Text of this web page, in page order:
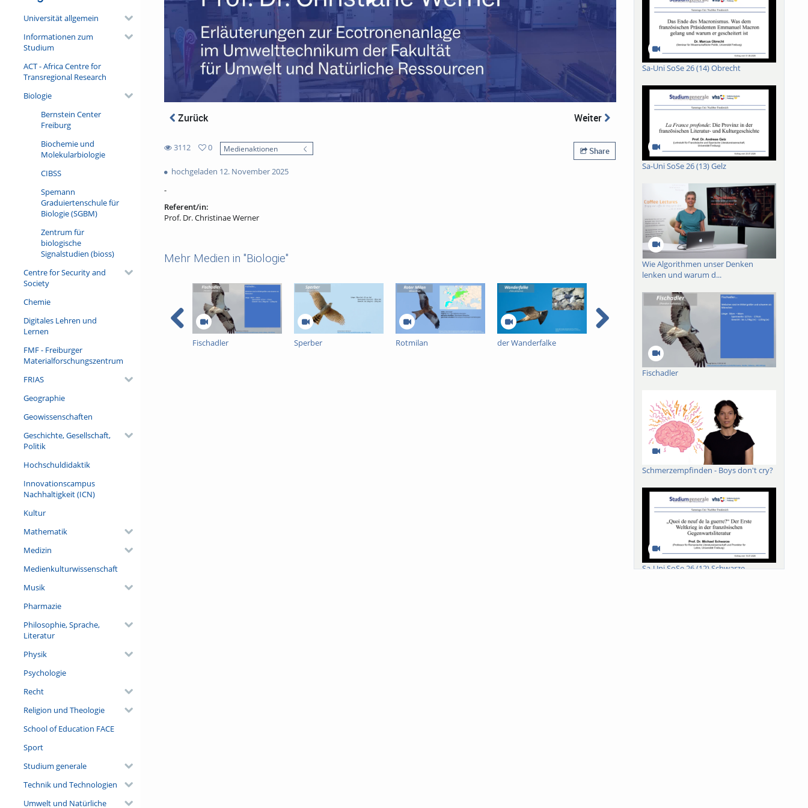
Universität allgemein
Informationen zum
Studium
ACT - Africa Centre for
Transregional Research
Biologie
Bernstein Center
Freiburg
Biochemie und
Molekularbiologie
CIBSS
Spemann
Graduiertenschule für
Biologie (SGBM)
Zentrum für
biologische
Signalstudien (bioss)
Centre for Security and
Society
Chemie
Digitales Lehren und
Lernen
FMF - Freiburger
Materialforschungszentrum
FRIAS
Geographie
Geowissenschaften
Geschichte, Gesellschaft,
Politik
Hochschuldidaktik
Innovationscampus
Nachhaltigkeit (ICN)
Kultur
Mathematik
Medizin
Medienkulturwissenschaft
Musik
Pharmazie
Philosophie, Sprache,
Literatur
Physik
Psychologie
Recht
Religion und Theologie
School of Education FACE
Sport
Studium generale
Technik und Technologien
Umwelt und Natürliche
Zurück Weiter
3112
views
0
favorites
Medienaktionen
Share
hochgeladen 12. November 2025
-
Referent/in:
Prof. Dr. Christinae Werner
Mehr Medien in "Biologie"
Fischadler Sperber Rotmilan der Wanderfalke
Pestizidverordnung 3B -
Dimitry Wintermantel -
Pestizidverordnung 2B -
Dimitry Wintermantel -
mit englischen
Sa-Uni SoSe 26 (14) Obrecht
Sa-Uni SoSe 26 (13) Gelz
Wie Algorithmen unser Denken
lenken und warum d...
Fischadler
Schmerzempfinden - Boys don't cry?
Sa-Uni SoSe 26 (12) Schwarze